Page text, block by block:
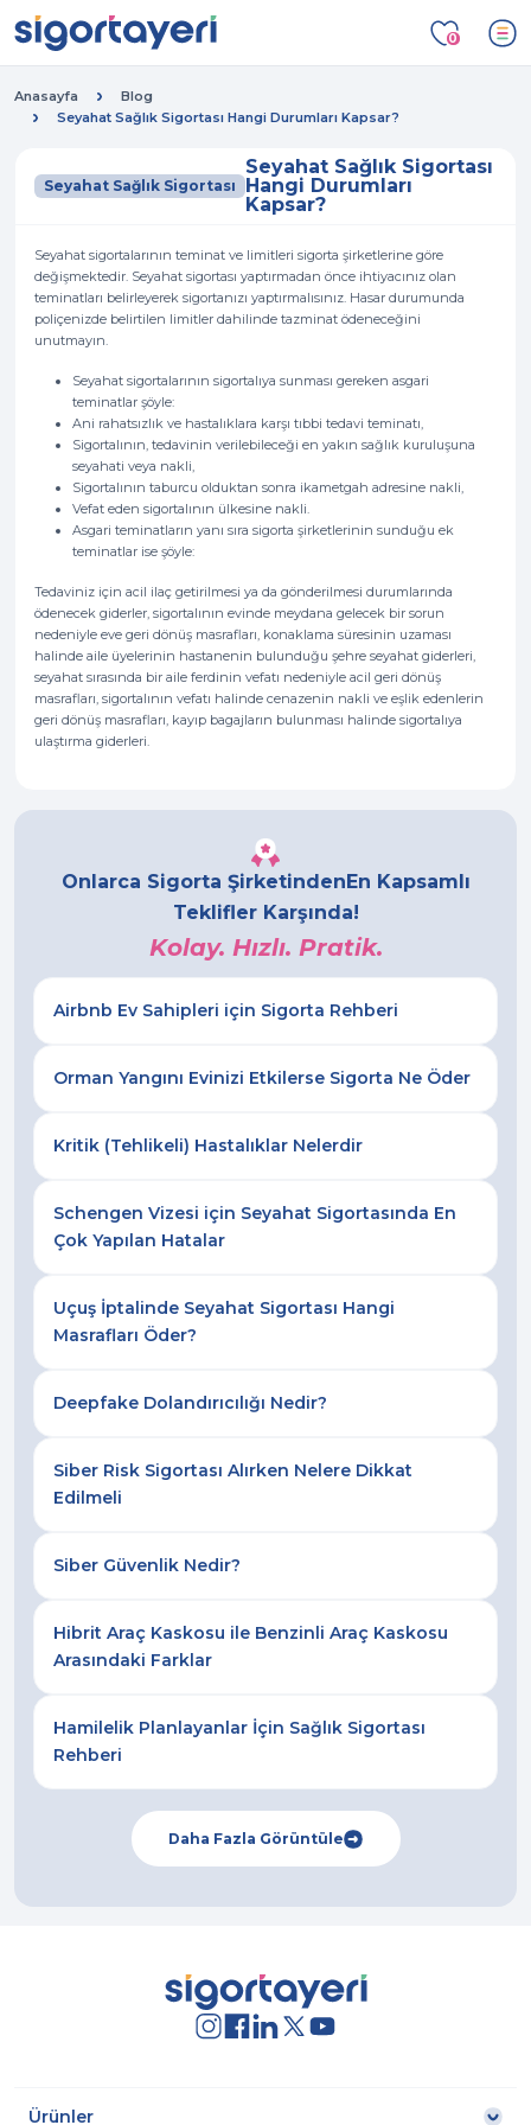
0
Anasayfa
Blog
Seyahat Sağlık Sigortası Hangi Durumları Kapsar?
Onlarca Sigorta ŞirketindenEn Kapsamlı
Teklifler Karşında!
Kolay. Hızlı. Pratik.
Airbnb Ev Sahipleri için Sigorta Rehberi
Orman Yangını Evinizi Etkilerse Sigorta Ne Öder
Kritik (Tehlikeli) Hastalıklar Nelerdir
Schengen Vizesi için Seyahat Sigortasında En
Çok Yapılan Hatalar
Uçuş İptalinde Seyahat Sigortası Hangi
Masrafları Öder?
Deepfake Dolandırıcılığı Nedir?
Siber Risk Sigortası Alırken Nelere Dikkat
Edilmeli
Siber Güvenlik Nedir?
Hibrit Araç Kaskosu ile Benzinli Araç Kaskosu
Arasındaki Farklar
Hamilelik Planlayanlar İçin Sağlık Sigortası
Rehberi
Daha Fazla Görüntüle
Seyahat Sağlık Sigortası
Seyahat Sağlık Sigortası
Hangi Durumları
Kapsar?
Seyahat sigortalarının teminat ve limitleri sigorta şirketlerine göre
değişmektedir. Seyahat sigortası yaptırmadan önce ihtiyacınız olan
teminatları belirleyerek sigortanızı yaptırmalısınız. Hasar durumunda
poliçenizde belirtilen limitler dahilinde tazminat ödeneceğini
unutmayın.
Seyahat sigortalarının sigortalıya sunması gereken asgari
teminatlar şöyle:
Ani rahatsızlık ve hastalıklara karşı tıbbi tedavi teminatı,
Sigortalının, tedavinin verilebileceği en yakın sağlık kuruluşuna
seyahati veya nakli,
Sigortalının taburcu olduktan sonra ikametgah adresine nakli,
Vefat eden sigortalının ülkesine nakli.
Asgari teminatların yanı sıra sigorta şirketlerinin sunduğu ek
teminatlar ise şöyle:
Tedaviniz için acil ilaç getirilmesi ya da gönderilmesi durumlarında
ödenecek giderler, sigortalının evinde meydana gelecek bir sorun
nedeniyle eve geri dönüş masrafları, konaklama süresinin uzaması
halinde aile üyelerinin hastanenin bulunduğu şehre seyahat giderleri,
seyahat sırasında bir aile ferdinin vefatı nedeniyle acil geri dönüş
masrafları, sigortalının vefatı halinde cenazenin nakli ve eşlik edenlerin
geri dönüş masrafları, kayıp bagajların bulunması halinde sigortalıya
ulaştırma giderleri.
Ürünler